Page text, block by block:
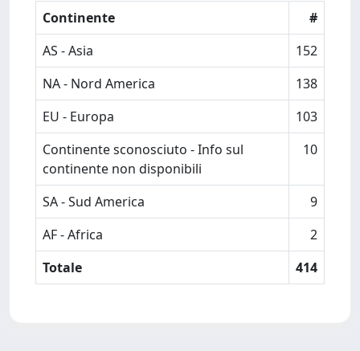
Continente
#
AS - Asia
152
NA - Nord America
138
EU - Europa
103
Continente sconosciuto - Info sul
continente non disponibili
10
SA - Sud America
9
AF - Africa
2
Totale
414